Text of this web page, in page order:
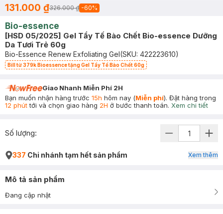
131.000 ₫326.000 ₫ -60%
Bio-essence
[HSD 05/2025] Gel Tẩy Tế Bào Chết Bio-essence Dưỡng
Da Tươi Trẻ 60g
Bio-Essence Renew Exfoliating Gel(SKU: 422223610)
Bill từ 379k Bioessence tặng Gel Tẩy Tế Bào Chết 60g
Giao Nhanh Miễn Phí 2H
Bạn muốn nhận hàng trước 15h hôm nay (Miễn phí). Đặt hàng trong
12 phúttới và chọn giao hàng 2H ở bước thanh toán. Xem chi tiết
Số lượng:
337 Chi nhánh tạm hết sản phẩm Xem thêm
Mô tả sản phẩm
Đang cập nhật